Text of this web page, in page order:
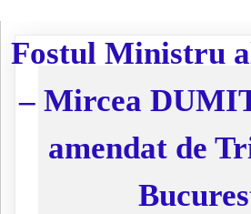
Fostul Ministru
– Mircea
amendat de